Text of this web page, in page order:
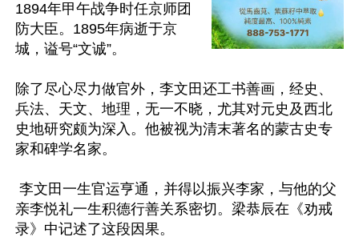
1894年甲午战争时任京师团
防大臣。1895年病逝于京
城，谥号“文诚”。
除了尽心尽力做官外，李文田还工书善画，经史、
兵法、天文、地理，无一不晓，尤其对元史及西北
史地研究颇为深入。他被视为清末著名的蒙古史专
家和碑学名家。
亲李悦礼一生积德行善关系密切。梁恭辰在《劝戒
录》中记述了这段因果。